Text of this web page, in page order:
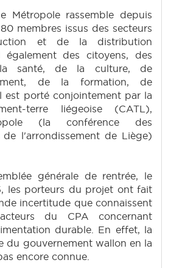
Métropole rassemble depuis
membres issus des secteurs
et de la distribution
également des citoyens, des
santé, de la culture, de
de la formation, de
est porté conjointement par la
terre liégeoise (CATL),
(la conférence des
de l'arrondissement de Liège)
générale de rentrée, le
les porteurs du projet ont fait
incertitude que connaissent
du CPA concernant
durable. En effet, la
du gouvernement wallon en la
encore connue.